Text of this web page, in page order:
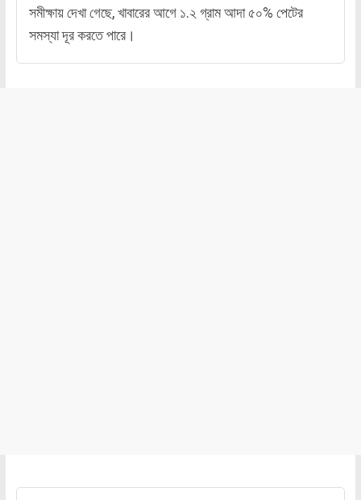
সমীক্ষায় দেখা গেছে, খাবারের আগে ১.২ গ্রাম আদা ৫০% পেটের
সমস্যা দূর করতে পারে।